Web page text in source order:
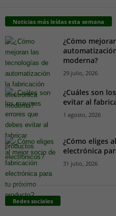
Noticias más leídas esta semana
¿Cómo
moderna?
29 julio, 2026
¿Cuáles son
evitar al
1 agosto, 2026
¿Cómo eliges
electrónica
31 julio, 2026
Redes sociales